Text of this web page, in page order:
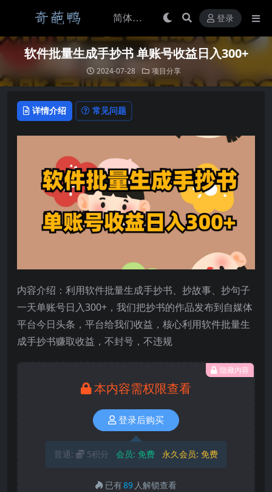
登录
软件批量生成手抄书 单账号收益日入300+
2024-07-28 项目分享
详情介绍 常见问题
内容介绍：利用软件批量生成手抄书、抄故事、抄句子
一天单账号日入300+，我们把抄书的作品发布到自媒体
平台今日头条，平台给我们收益，核心利用软件批量生
成手抄书赚取收益，不封号，不违规
隐藏内容
本内容需权限查看
登录后购买
普通: 5积分 会员: 免费 永久会员: 免费
已有89 人解锁查看